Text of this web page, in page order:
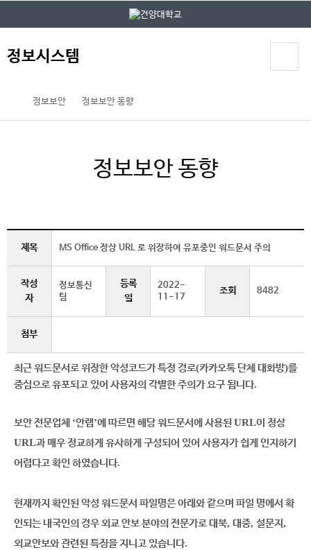
정보시스템
정보보안 정보보안 동향
정보보안 동향
제목 MS Office 정상 URL 로 위장하여 유포중인 워드문서 주의
작성
자
정보통신
팀
등록
일
2022-
11-17
조회 8482
첨부
최근 워드문서로 위장한 악성코드가 특정 경로(카카오톡 단체 대화방)를
중심으로 유포되고 있어 사용자의 각별한 주의가 요구 됩니다.
보안 전문업체 ‘안랩’에 따르면 해당 워드문서에 사용된URL이 정상
URL과 매우 정교하게 유사하게 구성되어 있어 사용자가 쉽게 인지하기
어렵다고 확인 하였습니다.
현재까지 확인된 악성 워드문서 파일명은 아래와 같으며 파일 명에서 확
인되는 내국인의 경우 외교 안보 분야의 전문가로 대북, 대중, 설문지,
외교안보와 관련된 특징을 지니고 있습니다.